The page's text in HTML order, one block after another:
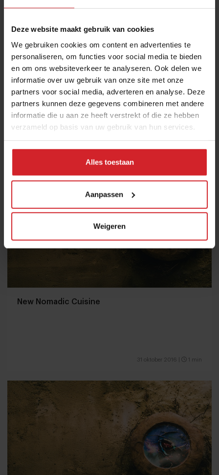
Deze website maakt gebruik van cookies
We gebruiken cookies om content en advertenties te
personaliseren, om functies voor social media te bieden
en om ons websiteverkeer te analyseren. Ook delen we
informatie over uw gebruik van onze site met onze
partners voor social media, adverteren en analyse. Deze
partners kunnen deze gegevens combineren met andere
informatie die u aan ze heeft verstrekt of die ze hebben
verzameld op basis van uw gebruik van hun services.
Alles toestaan
Aanpassen
Weigeren
Nieuw magazine: Based on a true story
New Nomadic Cuisine
31 oktober 2016 1 min